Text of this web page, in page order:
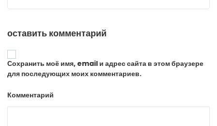
оставить комментарий
Сохранить моё имя, email и адрес сайта в этом браузере
для последующих моих комментариев.
Комментарий